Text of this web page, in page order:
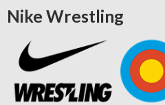
Nike Wrestling